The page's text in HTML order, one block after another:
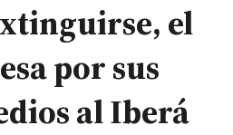
el
por sus
al Iberá